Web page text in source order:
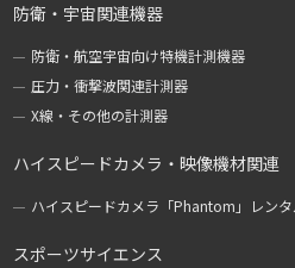
防衛・宇宙関連機器
防衛・航空宇宙向け特機計測機器
圧力・衝撃波関連計測器
X線・その他の計測器
ハイスピードカメラ・映像機材関連
ハイスピードカメラ「Phantom」レンタ
スポーツサイエンス